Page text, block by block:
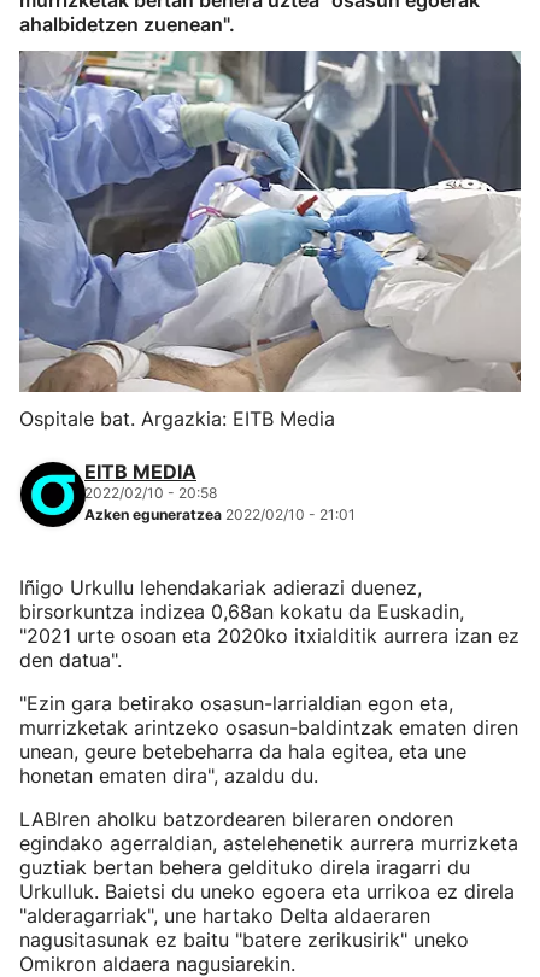
ahalbidetzen zuenean".
Ospitale bat. Argazkia: EITB Media
EITB MEDIA
2022/02/10 - 20:58
Azken eguneratzea 2022/02/10 - 21:01
Iñigo Urkullu lehendakariak adierazi duenez,
birsorkuntza indizea 0,68an kokatu da Euskadin,
"2021 urte osoan eta 2020ko itxialditik aurrera izan ez
den datua".
"Ezin gara betirako osasun-larrialdian egon eta,
murrizketak arintzeko osasun-baldintzak ematen diren
unean, geure betebeharra da hala egitea, eta une
honetan ematen dira", azaldu du.
LABIren aholku batzordearen bileraren ondoren
egindako agerraldian, astelehenetik aurrera murrizketa
guztiak bertan behera geldituko direla iragarri du
Urkulluk. Baietsi du uneko egoera eta urrikoa ez direla
"alderagarriak", une hartako Delta aldaeraren
nagusitasunak ez baitu "batere zerikusirik" uneko
Omikron aldaera nagusiarekin.